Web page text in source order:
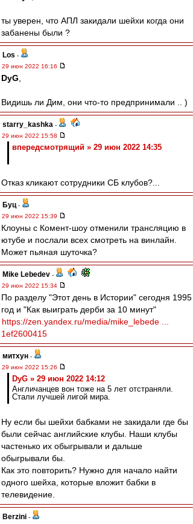
ты уверен, что АПЛ закидали шейхи когда они
забанены были ?
Los -
29 июн 2022 16:16
DyG
Видишь ли Дим, они что-то предпринимали .. )
starry_kashka -
29 июн 2022 15:58
впередсмотрящий » 29 июн 2022 14:35
Отказ кликают сотрудники СБ клубов?...
Буц -
29 июн 2022 15:39
Клоуны с Комент-шоу отменили трансляцию в
ютубе и послали всех смотреть на винлайн.
Может пьяная шуточка?
Mike Lebedev -
29 июн 2022 15:34
По разделу "Этот день в Истории" сегодня 1995
год и "Как выиграть дерби за 10 минут"
https://zen.yandex.ru/media/mike_lebede ...
1ef2600415
митхун -
29 июн 2022 15:26
DyG » 29 июн 2022 14:12
Англичанцев вон тоже на 5 лет отстраняли.
Стали лучшей лигой мира.
Ну если бы шейхи бабками не закидали где бы
были сейчас английские клубы. Наши клубы
частенько их обыгрывали и дальше
обыгрывали бы.
Как это повторить? Нужно для начало найти
одного шейха, которые вложит бабки в
телевидение.
Berzini -